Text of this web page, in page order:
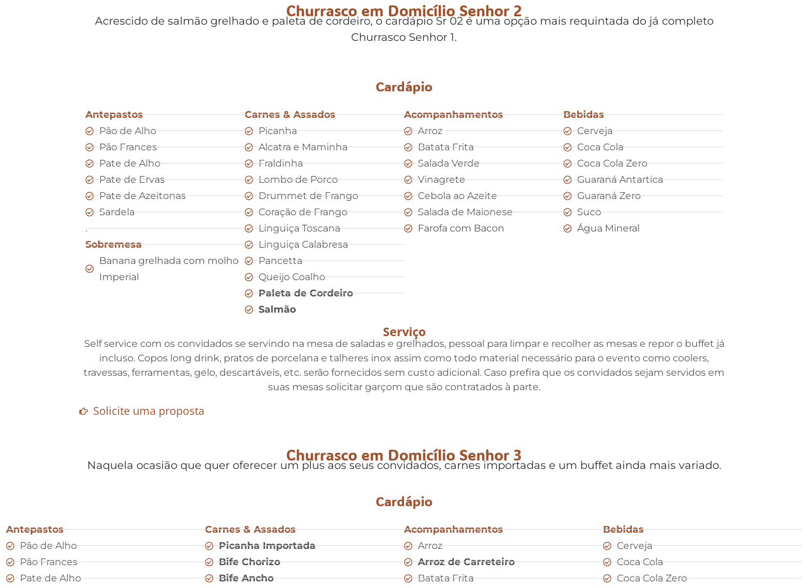
Churrasco em Domicílio Senhor 2
Acrescido de salmão grelhado e paleta de cordeiro, o cardápio Sr 02 é uma opção mais requintada do já completo
Churrasco Senhor 1.
Cardápio
Antepastos
Pão de Alho
Pão Frances
Pate de Alho
Pate de Ervas
Pate de Azeitonas
Sardela
.
Sobremesa
Banana grelhada com molho
Imperial
Carnes & Assados
Picanha
Alcatra e Maminha
Fraldinha
Lombo de Porco
Drummet de Frango
Coração de Frango
Linguiça Toscana
Linguiça Calabresa
Pancetta
Queijo Coalho
Paleta de Cordeiro
Salmão
Acompanhamentos
Arroz
Batata Frita
Salada Verde
Vinagrete
Cebola ao Azeite
Salada de Maionese
Farofa com Bacon
Bebidas
Cerveja
Coca Cola
Coca Cola Zero
Guaraná Antartica
Guaraná Zero
Suco
Água Mineral
Serviço
Self service com os convidados se servindo na mesa de saladas e grelhados, pessoal para limpar e recolher as mesas e repor o buffet já
incluso. Copos long drink, pratos de porcelana e talheres inox assim como todo material necessário para o evento como coolers,
travessas, ferramentas, gelo, descartáveis, etc. serão fornecidos sem custo adicional. Caso prefira que os convidados sejam servidos em
suas mesas solicitar garçom que são contratados à parte.
Solicite uma proposta
Churrasco em Domicílio Senhor 3
Naquela ocasião que quer oferecer um plus aos seus convidados, carnes importadas e um buffet ainda mais variado.
Cardápio
Antepastos
Pão de Alho
Pão Frances
Pate de Alho
Carnes & Assados
Picanha Importada
Bife Chorizo
Bife Ancho
Acompanhamentos
Arroz
Arroz de Carreteiro
Batata Frita
Bebidas
Cerveja
Coca Cola
Coca Cola Zero